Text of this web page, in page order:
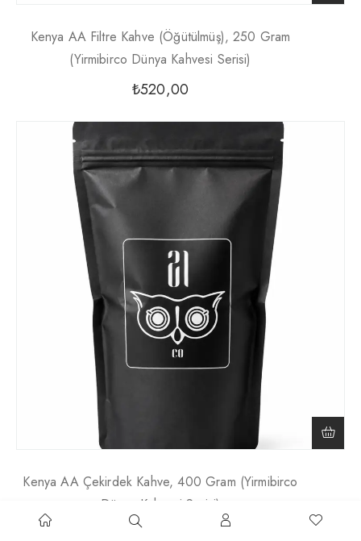
Kenya AA Filtre Kahve (Öğütülmüş), 250 Gram
(Yirmibirco Dünya Kahvesi Serisi)
₺520,00
Kenya AA Çekirdek Kahve, 400 Gram (Yirmibirco
Dünya Kahvesi Serisi)
800,00